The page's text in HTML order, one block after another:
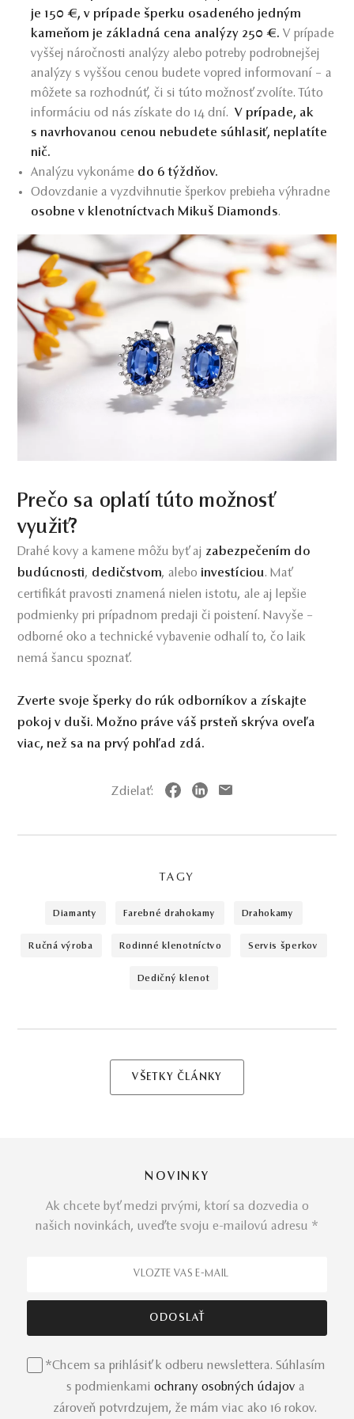
je 150 €, v prípade šperku osadeného jedným
kameňom je základná cena analýzy 250 €.V prípade
vyššej náročnosti analýzy alebo potreby podrobnejšej
analýzy s vyššou cenou budete vopred informovaní – a
môžete sa rozhodnúť, či si túto možnosť zvolíte. Túto
informáciu od nás získate do 14 dní.V prípade, ak
s navrhovanou cenou nebudete súhlasiť, neplatíte
nič.
Analýzu vykonáme do 6 týždňov.
Odovzdanie a vyzdvihnutie šperkov prebieha výhradne
osobne v klenotníctvach Mikuš Diamonds.
Prečo sa oplatí túto možnosť
využiť?
Drahé kovy a kamene môžu byť aj zabezpečením do
budúcnosti, dedičstvom, alebo investíciou. Mať
certifikát pravosti znamená nielen istotu, ale aj lepšie
podmienky pri prípadnom predaji či poistení. Navyše –
odborné oko a technické vybavenie odhalí to, čo laik
nemá šancu spoznať.
Zverte svoje šperky do rúk odborníkov a získajte
pokoj v duši. Možno práve váš prsteň skrýva oveľa
viac, než sa na prvý pohľad zdá.
Zdielať:
TAGY
diamanty farebné drahokamy drahokamy
ručná výroba rodinné klenotníctvo servis šperkov
dedičný klenot
VŠETKY ČLÁNKY
NOVINKY
Ak chcete byť medzi prvými, ktorí sa dozvedia o
našich novinkách, uveďte svoju e-mailovú adresu *
*Chcem sa prihlásiť k odberu newslettera. Súhlasím
s podmienkami ochrany osobných údajov a
zároveň potvrdzujem, že mám viac ako 16 rokov.